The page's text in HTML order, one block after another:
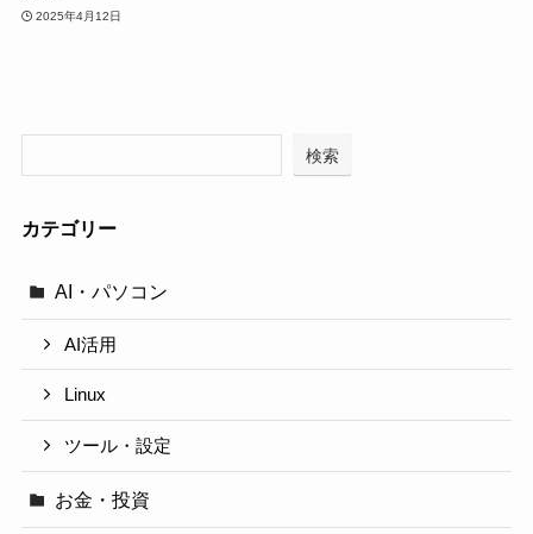
2025年4月12日
検索
カテゴリー
AI・パソコン
AI活用
Linux
ツール・設定
お金・投資